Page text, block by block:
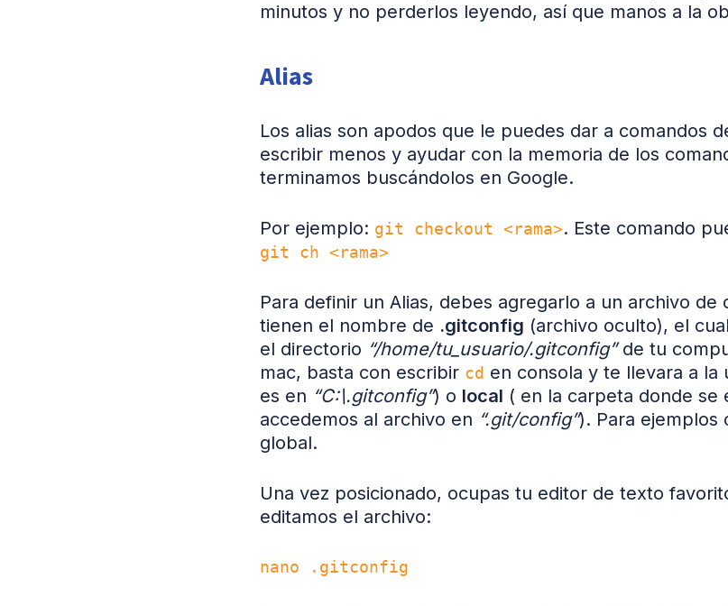
minutos y no perderlos leyendo, así que manos a la
Alias
Los alias son apodos que le puedes dar a comandos
escribir menos y ayudar con la memoria de los
terminamos buscándolos en Google.
Por ejemplo: git checkout <rama>. Este comando
git ch <rama>
Para definir un Alias, debes agregarlo a un archivo
tienen el nombre de .gitconfig (archivo oculto), el
el directorio “/home/tu_usuario/.gitconfig”de tu
mac, basta con escribir cd en consola y te llevara a la
es en “C:\.gitconfig”) o local ( en la carpeta donde
accedemos al archivo en “.git/config”). Para ejemplos
global.
Una vez posicionado, ocupas tu editor de texto
editamos el archivo: